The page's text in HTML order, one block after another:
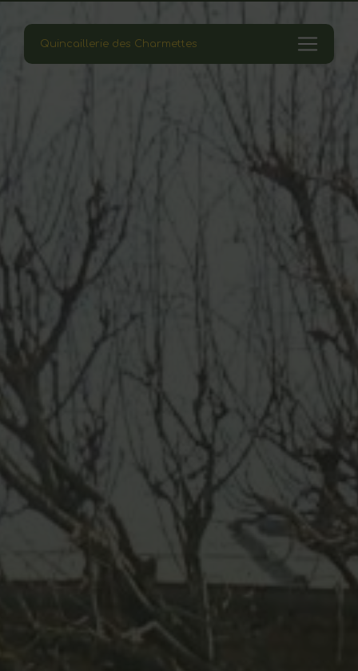
Quincaillerie des Charmettes